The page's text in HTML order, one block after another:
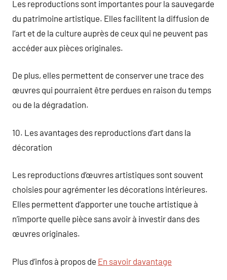
Les reproductions sont importantes pour la sauvegarde
du patrimoine artistique. Elles facilitent la diffusion de
l’art et de la culture auprès de ceux qui ne peuvent pas
accéder aux pièces originales.
De plus, elles permettent de conserver une trace des
œuvres qui pourraient être perdues en raison du temps
ou de la dégradation.
10. Les avantages des reproductions d’art dans la
décoration
Les reproductions d’œuvres artistiques sont souvent
choisies pour agrémenter les décorations intérieures.
Elles permettent d’apporter une touche artistique à
n’importe quelle pièce sans avoir à investir dans des
œuvres originales.
Plus d’infos à propos de En savoir davantage